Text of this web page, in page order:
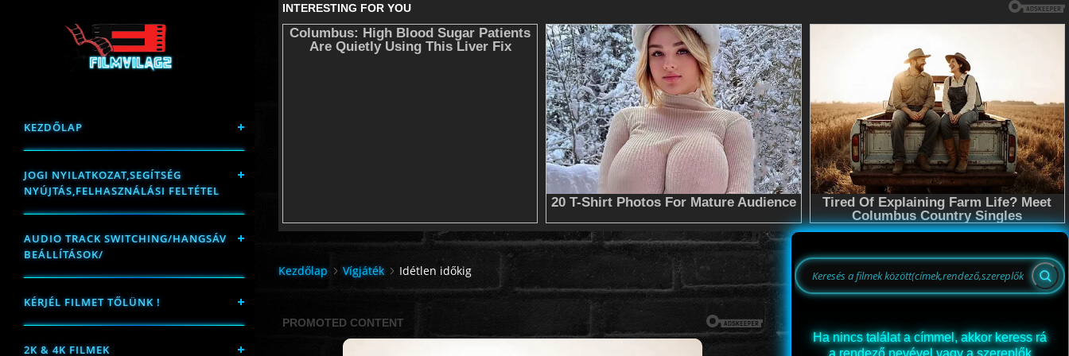
KEZDŐLAP
JOGI NYILATKOZAT,SEGÍTSÉG
NYÚJTÁS,FELHASZNÁLÁSI FELTÉTEL
AUDIO TRACK SWITCHING/HANGSÁV
BEÁLLÍTÁSOK/
KÉRJÉL FILMET TŐLÜNK !
2K & 4K FILMEK
Kezdőlap Vígjáték Idétlen időkig
Ha nincs találat a címmel, akkor keress rá
a rendező nevével vagy a szereplők